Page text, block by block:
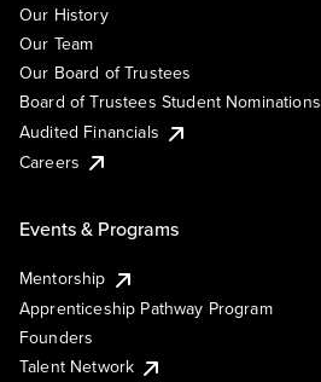
Our History
Our Team
Our Board of Trustees
Board of Trustees Student Nominations
Audited Financials
Careers
Events & Programs
Mentorship
Apprenticeship Pathway Program
Founders
Talent Network